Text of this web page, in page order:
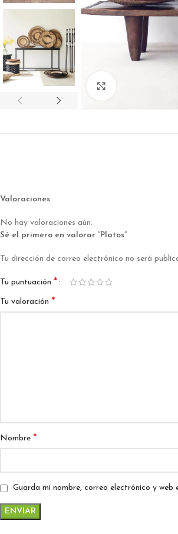
Valoraciones
No hay valoraciones aún.
Sé el primero en valorar “Platos”
Tu dirección de correo electrónico no será
Tu puntuación *
Tu valoración *
Nombre *
Guarda mi nombre, correo electrónico y